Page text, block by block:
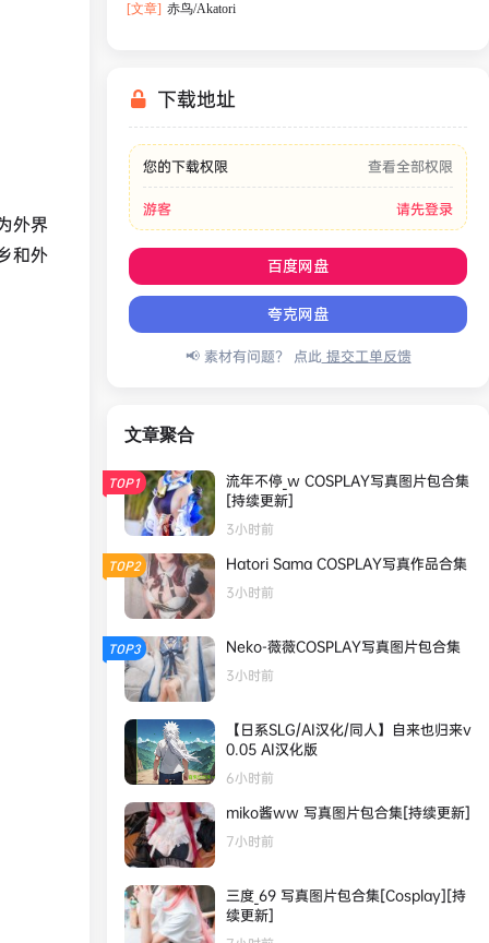
外界
和外
[文章] 赤鸟/Akatori
下载地址
您的下载权限 查看全部权限
游客 请先登录
百度网盘
夸克网盘
📢 素材有问题？ 点此提交工单反馈
文章聚合
TOP1
流年不停_w COSPLAY写真图片包合集
[持续更新]
3小时前
TOP2 Hatori Sama COSPLAY写真作品合集
3小时前
TOP3 Neko-薇薇COSPLAY写真图片包合集
3小时前
【日系SLG/AI汉化/同人】自来也归来v
0.05 AI汉化版
6小时前
miko酱ww 写真图片包合集[持续更新]
7小时前
三度_69 写真图片包合集[Cosplay][持
续更新]